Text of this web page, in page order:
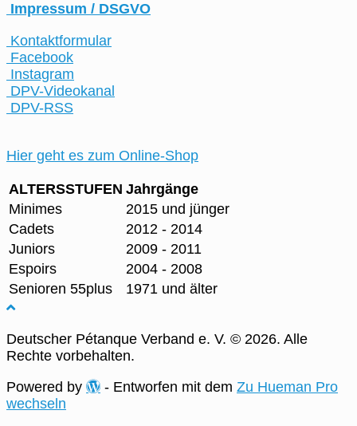
Impressum / DSGVO
Kontaktformular
Facebook
Instagram
DPV-Videokanal
DPV-RSS
Hier geht es zum Online-Shop
ALTERSSTUFEN Jahrgänge
Minimes
2015 und jünger
Cadets
2012 - 2014
Juniors
2009 - 2011
Espoirs
2004 - 2008
Senioren 55plus
1971 und älter
Deutscher Pétanque Verband e. V. © 2026. Alle
Rechte vorbehalten.
Powered by
- Entworfen mit dem Zu Hueman Pro
wechseln